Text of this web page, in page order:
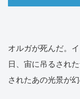
オルガが死んだ。
日、宙に吊るされ
されたあの光景が